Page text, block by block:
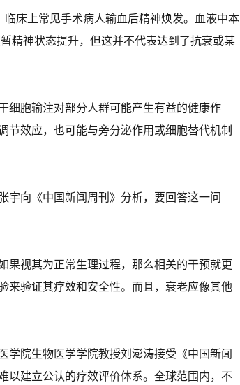
床上常见手术病人输血后精神焕发。血液中本
精神状态提升，但这并不代表达到了抗衰或某
细胞输注对部分人群可能产生有益的健康作
节效应，也可能与旁分泌作用或细胞替代机制
宇向《中国新闻周刊》分析，要回答这一问
果视其为正常生理过程，那么相关的干预就更
来验证其疗效和安全性。而且，衰老应像其他
学院生物医学学院教授刘澎涛接受《中国新闻
以建立公认的疗效评价体系。全球范围内，不